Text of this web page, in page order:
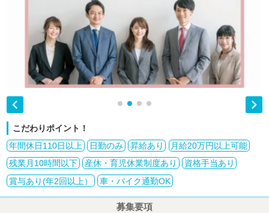
 
こだわりポイント！
年間休日110日以上
日勤のみ 昇給あり
月給20万円以上可能
残業月10時間以下
産休・育児休業制度あり
資格手当あり
賞与あり(年2回以上）
車・バイク通勤OK
募集要項